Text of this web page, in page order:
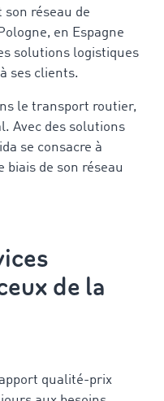
son réseau de
en Espagne
solutions logistiques
ses clients.
le transport routier,
Avec des solutions
se consacre à
biais de son réseau
de la
qualité-prix